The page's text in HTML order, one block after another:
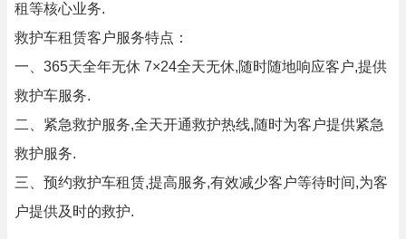
租等核心业务.
救护车租赁客户服务特点：
一、365天全年无休 7×24全天无休,随时随地响应客户,提供
救护车服务.
二、紧急救护服务,全天开通救护热线,随时为客户提供紧急
救护服务.
三、预约救护车租赁,提高服务,有效减少客户等待时间,为客
户提供及时的救护.